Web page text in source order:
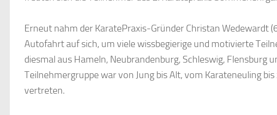
Erneut nahm der KaratePraxis-Gründer Christan Wedewardt
Autofahrt auf sich, um viele wissbegierige und motivierte
diesmal aus Hameln, Neubrandenburg, Schleswig, Flensburg
Teilnehmergruppe war von Jung bis Alt, vom Karateneuling
vertreten.